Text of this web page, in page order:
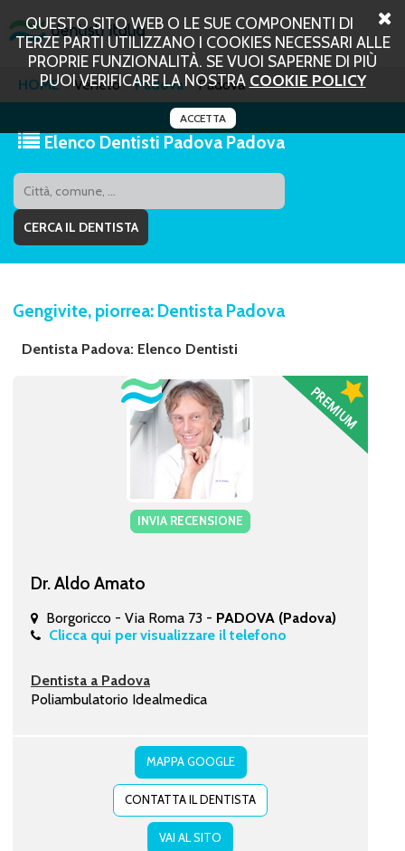
QUESTO SITO WEB O LE SUE COMPONENTI DI
TERZE PARTI UTILIZZANO I COOKIES NECESSARI ALLE
PROPRIE FUNZIONALITÀ. SE VUOI SAPERNE DI PIÙ
PUOI VERIFICARE LA NOSTRA COOKIE POLICY
ACCETTA
HOME Veneto Padova Padova
Elenco Dentisti Padova Padova
Gengivite, piorrea: Dentista Padova
Dentista Padova: Elenco Dentisti
INVIA RECENSIONE
Dr. Aldo Amato
Borgoricco - Via Roma 73 - PADOVA (Padova)
Clicca qui per visualizzare il telefono
Dentista a Padova
Poliambulatorio Idealmedica
MAPPA GOOGLE
CONTATTA IL DENTISTA
VAI AL SITO